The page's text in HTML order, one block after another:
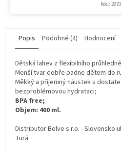
Kód:
Popis Podobné (4) Hodnocení
Dětská lahev z flexibilního
Menší tvar dobře padne dětem do
Měkký a příjemný náustek s
bezproblémovou hydrataci;
BPA free;
Objem: 400 ml.
Distributor Belve s.r.o. - Slovensko
Turá